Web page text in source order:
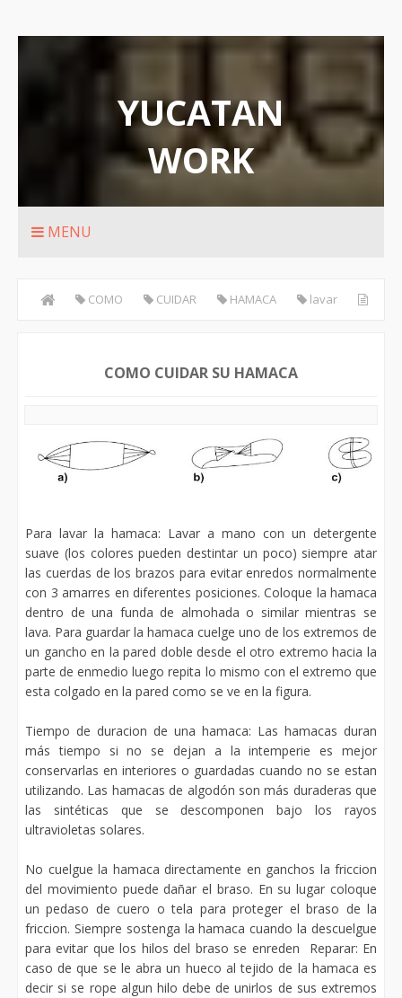
YUCATAN
WORK
Rutas de transporte urbanos de Merida
MENU
COMO CUIDAR HAMACA lavar
COMO CUIDAR SU HAMACA
Para lavar la hamaca: Lavar a mano con un detergente
suave (los colores pueden destintar un poco) siempre atar
las cuerdas de los brazos para evitar enredos normalmente
con 3 amarres en diferentes posiciones. Coloque la hamaca
dentro de una funda de almohada o similar mientras se
lava. Para guardar la hamaca cuelge uno de los extremos de
un gancho en la pared doble desde el otro extremo hacia la
parte de enmedio luego repita lo mismo con el extremo que
esta colgado en la pared como se ve en la figura.
Tiempo de duracion de una hamaca: Las hamacas duran
más tiempo si no se dejan a la intemperie es mejor
conservarlas en interiores o guardadas cuando no se estan
utilizando. Las hamacas de algodón son más duraderas que
las sintéticas que se descomponen bajo los rayos
ultravioletas solares.
No cuelgue la hamaca directamente en ganchos la friccion
del movimiento puede dañar el braso. En su lugar coloque
un pedaso de cuero o tela para proteger el braso de la
friccion. Siempre sostenga la hamaca cuando la descuelgue
para evitar que los hilos del braso se enreden Reparar: En
caso de que se le abra un hueco al tejido de la hamaca es
decir si se rope algun hilo debe de unirlos de sus extremos